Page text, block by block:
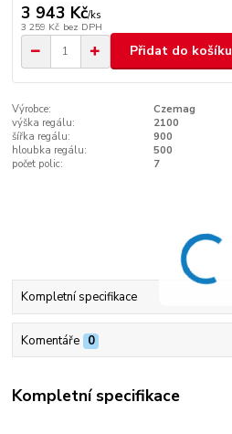
3 943 Kč/ks
3 259 Kč bez DPH
Přidat do košíku
Výrobce:
Czemag
výška regálu:
2100
šířka regálu:
900
hloubka regálu:
500
počet polic:
7
Kompletní specifikace
Komentáře 0
Kompletní specifikace